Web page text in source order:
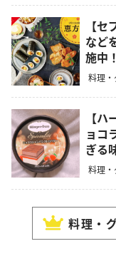
【
など
施中！
料理・
【
ョコ
ぎる
料理・
料理・